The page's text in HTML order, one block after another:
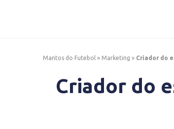
Mantos do Futebol » Marketing » Criador do
Criador do